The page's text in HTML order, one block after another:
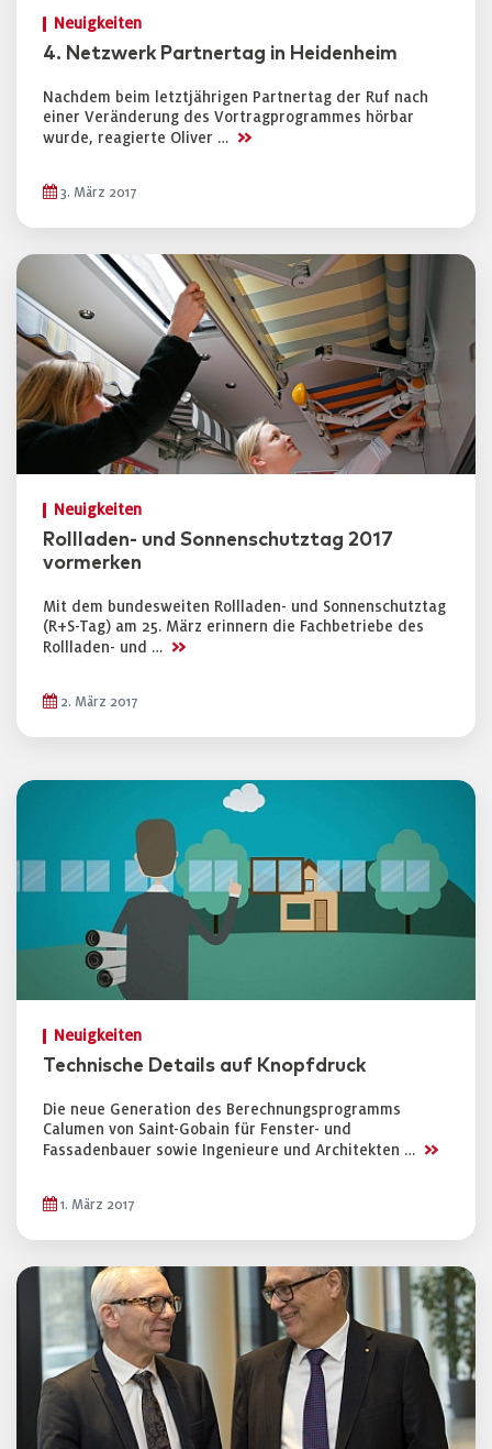
Neuigkeiten
4. Netzwerk Partnertag in Heidenheim
Nachdem beim letztjährigen Partnertag der Ruf nach
einer Veränderung des Vortragprogrammes hörbar
wurde, reagierte Oliver … >>
3. März 2017
Neuigkeiten
Rollladen- und Sonnenschutztag 2017
vormerken
Mit dem bundesweiten Rollladen- und Sonnenschutztag
(R+S-Tag) am 25. März erinnern die Fachbetriebe des
Rollladen- und … >>
2. März 2017
Neuigkeiten
Technische Details auf Knopfdruck
Die neue Generation des Berechnungsprogramms
Calumen von Saint-Gobain für Fenster- und
Fassadenbauer sowie Ingenieure und Architekten … >>
1. März 2017